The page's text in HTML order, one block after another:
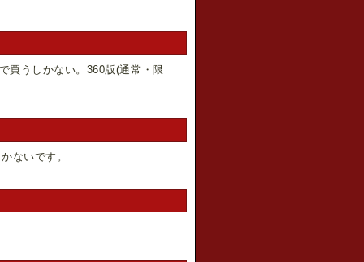
買うしかない。360版(通常・限
ないです。